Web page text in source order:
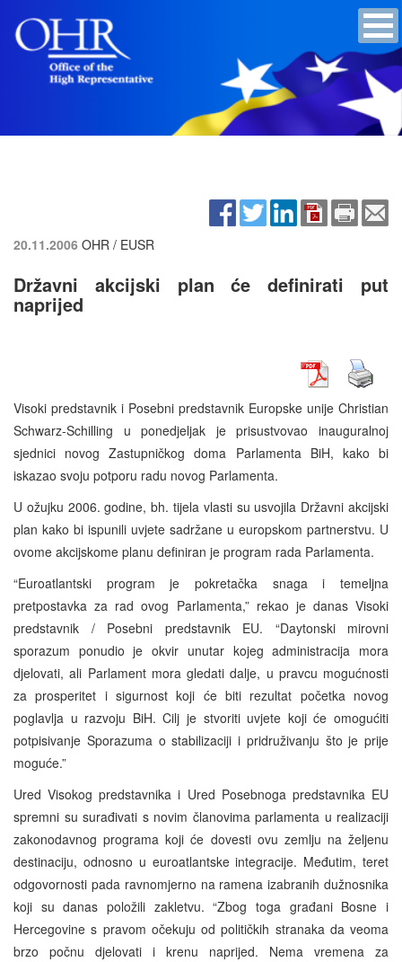
20.11.2006 OHR / EUSR
Državni akcijski plan će definirati put
naprijed
Visoki predstavnik i Posebni predstavnik Europske unije Christian
Schwarz-Schilling u ponedjeljak je prisustvovao inauguralnoj
sjednici novog Zastupničkog doma Parlamenta BiH, kako bi
iskazao svoju potporu radu novog Parlamenta.
U ožujku 2006. godine, bh. tijela vlasti su usvojila Državni akcijski
plan kako bi ispunili uvjete sadržane u europskom partnerstvu. U
ovome akcijskome planu definiran je program rada Parlamenta.
“Euroatlantski program je pokretačka snaga i temeljna
pretpostavka za rad ovog Parlamenta,” rekao je danas Visoki
predstavnik / Posebni predstavnik EU. “Daytonski mirovni
sporazum ponudio je okvir unutar kojeg administracija mora
djelovati, ali Parlament mora gledati dalje, u pravcu mogućnosti
za prosperitet i sigurnost koji će biti rezultat početka novog
poglavlja u razvoju BiH. Cilj je stvoriti uvjete koji će omogućiti
potpisivanje Sporazuma o stabilizaciji i pridruživanju što je prije
moguće.”
Ured Visokog predstavnika i Ured Posebnoga predstavnika EU
spremni su surađivati s novim članovima parlamenta u realizaciji
zakonodavnog programa koji će dovesti ovu zemlju na željenu
destinaciju, odnosno u euroatlantske integracije. Međutim, teret
odgovornosti pada ravnomjerno na ramena izabranih dužnosnika
koji su danas položili zakletvu. “Zbog toga građani Bosne i
Hercegovine s pravom očekuju od političkih stranaka da veoma
brzo počnu djelovati i krenu naprijed. Nema vremena za